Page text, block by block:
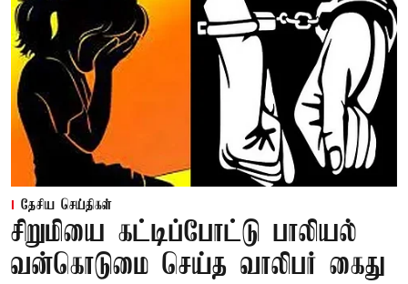
தேசிய செய்திகள்
சிறுமியை கட்டிப்போட்டு பாலியல்
வன்கொடுமை செய்த வாலிபர் கைது